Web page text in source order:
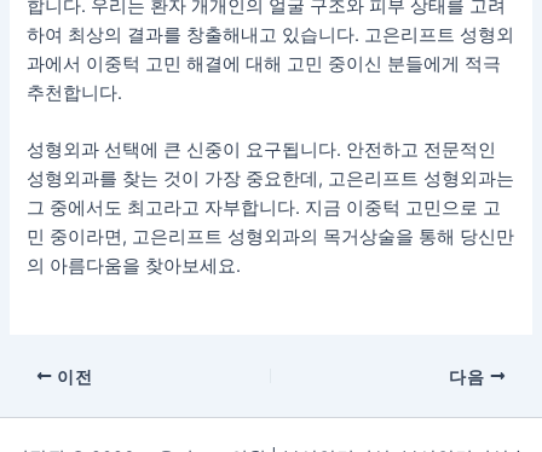
합니다. 우리는 환자 개개인의 얼굴 구조와 피부 상태를 고려
하여 최상의 결과를 창출해내고 있습니다. 고은리프트 성형외
과에서 이중턱 고민 해결에 대해 고민 중이신 분들에게 적극
추천합니다.
성형외과 선택에 큰 신중이 요구됩니다. 안전하고 전문적인
성형외과를 찾는 것이 가장 중요한데, 고은리프트 성형외과는
그 중에서도 최고라고 자부합니다. 지금 이중턱 고민으로 고
민 중이라면, 고은리프트 성형외과의 목거상술을 통해 당신만
의 아름다움을 찾아보세요.
이전 다음